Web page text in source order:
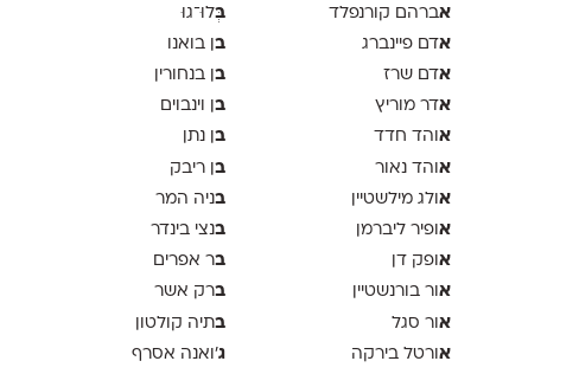
אברהם קורנפלד
אדם פיינברג
אדם שרז
אדר מוריץ
אוהד חדד
אוהד נאור
אולג מילשטיין
אופיר ליברמן
אופק דן
אור בורנשטיין
אור סגל
אורטל בירקה
בְּלוּ־גוּ
ב ן בואנו
ב ן בנחורין
ב ן וינבוים
ב ן נתן
ב ן ריבק
בניה המר
בנצי בינדר
בר אפרים
ברק אשר
בתיה קולטון
ג'ואנה אסרף